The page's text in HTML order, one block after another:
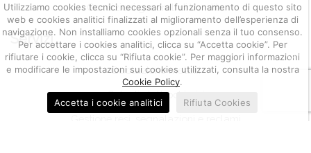
Utilizziamo cookies tecnici necessari al funzionamento di questo sito
web e cookies analitici finalizzati al miglioramento dell’esperienza di
navigazione. Non installiamo cookies opzionali senza il tuo consenso.
Per accettare i cookies analitici, clicca su “Accetta cookie”. Per
rifiutare i cookie, clicca su “Rifiuta cookie”. Per maggiori informazioni
e modificare le impostazioni sui cookies utilizzati, consulta la nostra
Cookie Policy.
Accetta i cookie analitici
Rifiuta Cookies
Condizioni generali di Vendita
Servizi
Quotazione metalli
Calcoli elettrochimici